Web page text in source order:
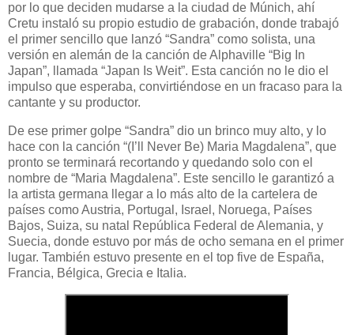
por lo que deciden mudarse a la ciudad de Múnich, ahí
Cretu instaló su propio estudio de grabación, donde trabajó
el primer sencillo que lanzó “Sandra” como solista, una
versión en alemán de la canción de Alphaville “Big In
Japan”, llamada “Japan Is Weit”. Esta canción no le dio el
impulso que esperaba, convirtiéndose en un fracaso para la
cantante y su productor.
De ese primer golpe “Sandra” dio un brinco muy alto, y lo
hace con la canción “(I’ll Never Be) Maria Magdalena”, que
pronto se terminará recortando y quedando solo con el
nombre de “Maria Magdalena”. Este sencillo le garantizó a
la artista germana llegar a lo más alto de la cartelera de
países como Austria, Portugal, Israel, Noruega, Países
Bajos, Suiza, su natal República Federal de Alemania, y
Suecia, donde estuvo por más de ocho semana en el primer
lugar. También estuvo presente en el top five de España,
Francia, Bélgica, Grecia e Italia.